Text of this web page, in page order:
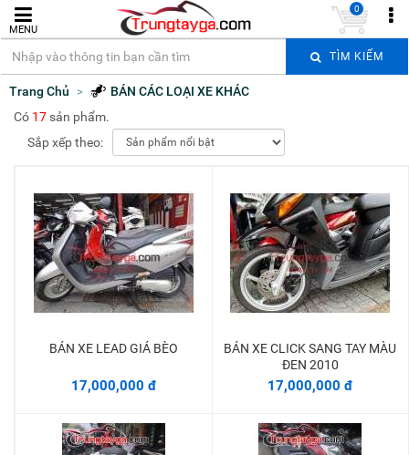
MENU
TÌM KIẾM
0
Trang Chủ
BÁN CÁC LOẠI XE KHÁC
Có 17 sản phẩm.
Sắp xếp theo:
Thêm vào giỏ
BÁN XE LEAD GIÁ BÈO
17,000,000 đ
Thêm vào giỏ
BÁN XE CLICK SANG TAY MÀU
ĐEN 2010
17,000,000 đ